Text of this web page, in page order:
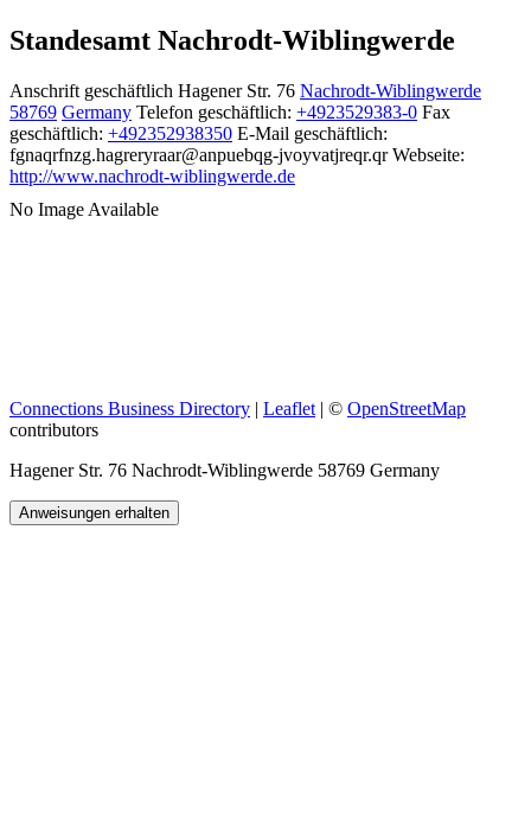
Standesamt Nachrodt-Wiblingwerde
Anschrift geschäftlich Hagener Str. 76 Nachrodt-Wiblingwerde
58769 Germany Telefon geschäftlich: +4923529383-0 Fax
geschäftlich: +492352938350 E-Mail geschäftlich:
fgnaqrfnzg.hagreryraar@anpuebqg-jvoyvatjreqr.qr Webseite:
http://www.nachrodt-wiblingwerde.de
No Image Available
Connections Business Directory | Leaflet | © OpenStreetMap
contributors
Hagener Str. 76 Nachrodt-Wiblingwerde 58769 Germany
Anweisungen erhalten